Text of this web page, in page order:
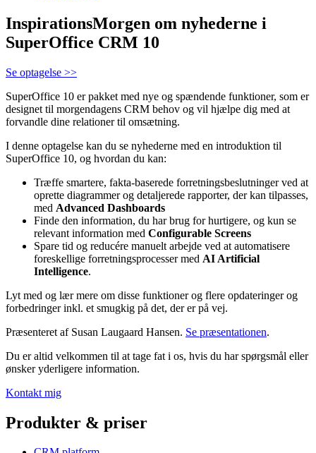
InspirationsMorgen om nyhederne i
SuperOffice CRM 10
Se optagelse >>
SuperOffice 10 er pakket med nye og spændende funktioner, som er
designet til morgendagens CRM behov og vil hjælpe dig med at
forvandle dine relationer til omsætning.
I denne optagelse kan du se nyhederne med en introduktion til
SuperOffice 10, og hvordan du kan:
Træffe smartere, fakta-baserede forretningsbeslutninger ved at
oprette diagrammer og detaljerede rapporter, der kan tilpasses,
med Advanced Dashboards
Finde den information, du har brug for hurtigere, og kun se
relevant information med Configurable Screens
Spare tid og reducére manuelt arbejde ved at automatisere
foreskellige forretningsprocesser med AI Artificial
Intelligence.
Lyt med og lær mere om disse funktioner og flere opdateringer og
forbedringer inkl. et smugkig på det, der er på vej.
Præsenteret af Susan Laugaard Hansen. Se præsentationen.
Du er altid velkommen til at tage fat i os, hvis du har spørgsmål eller
ønsker yderligere information.
Kontakt mig
Produkter & priser